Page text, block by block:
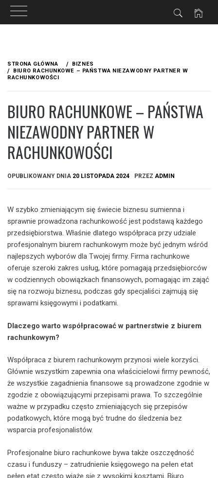
treści
STRONA GŁÓWNA
BIZNES
BIURO RACHUNKOWE – PAŃSTWA NIEZAWODNY PARTNER W
RACHUNKOWOŚCI
BIURO RACHUNKOWE – PAŃSTWA
NIEZAWODNY PARTNER W
RACHUNKOWOŚCI
OPUBLIKOWANY DNIA 20 LISTOPADA 2024 PRZEZ ADMIN
W szybko zmieniającym się świecie biznesu sumienna i
sprawnie prowadzona rachunkowość jest podstawą każdego
przedsiębiorstwa. Właśnie dlatego współpraca przy udziale
profesjonalnym biurem rachunkowym może być jednym wśród
najlepszych wyborów dla Twojej firmy. Firma rachunkowe
oferuje szeroki zakres usług, które pomagają przedsiębiorców
w codziennych obowiązkach finansowych, pomagając im zająć
się na rozwoju biznesu, podczas gdy specjaliści zajmują się
sprawami księgowymi i podatkami.
Dlaczego warto współpracować w partnerstwie z biurem
rachunkowym?
Współpraca z biurem rachunkowym przynosi wiele korzyści.
Głównie wszystkim zapewnia ona właścicielowi firmy pewność,
że wszystkie zagadnienia finansowe są prowadzone zgodnie w
zgodzie z obowiązującymi przepisami prawa. To szczególnie
ważne w przypadku często zmieniających się przepisów
podatkowych, które mogą być trudne do śledzenia bez
wsparcia profesjonalistów.
Profesjonalne biuro rachunkowe bywa także oszczędność
czasu i funduszy – zatrudnienie księgowego na pełen etat
pełen etat często wiąże się z wysokimi kosztami. Biuro